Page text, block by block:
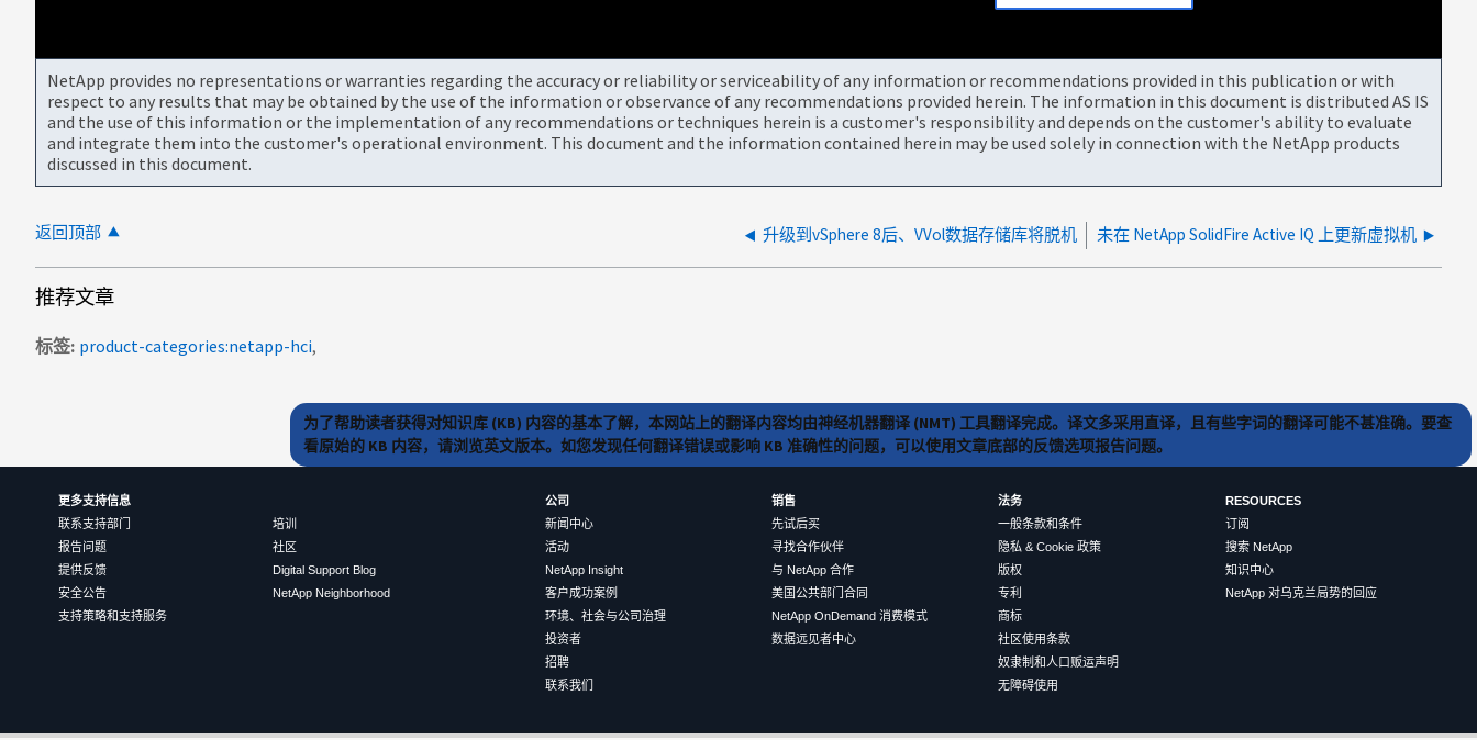
NetApp provides no representations or warranties regarding the accuracy or reliability or serviceability of any information or recommendations provided in this publication or with
respect to any results that may be obtained by the use of the information or observance of any recommendations provided herein. The information in this document is distributed AS IS
and the use of this information or the implementation of any recommendations or techniques herein is a customer's responsibility and depends on the customer's ability to evaluate
and integrate them into the customer's operational environment. This document and the information contained herein may be used solely in connection with the NetApp products
discussed in this document.
返回顶部 升级到vSphere 8后、VVol数据存储库将脱机 未在 NetApp SolidFire Active IQ 上更新虚拟机
推荐文章
标签 product-categories:netapp-hci
为了帮助读者获得对知识库 (KB) 内容的基本了解，本网站上的翻译内容均由神经机器翻译 (NMT) 工具翻译完成。译文多采用直译，且有些字词的翻译可能不甚准确。要查
看原始的 KB 内容，请浏览英文版本。如您发现任何翻译错误或影响 KB 准确性的问题，可以使用文章底部的反馈选项报告问题。
更多支持信息
联系支持部门
报告问题
提供反馈
安全公告
支持策略和支持服务
培训
社区
Digital Support Blog
NetApp Neighborhood
公司
新闻中心
活动
NetApp Insight
客户成功案例
环境、社会与公司治理
投资者
招聘
联系我们
销售
先试后买
寻找合作伙伴
与 NetApp 合作
美国公共部门合同
NetApp OnDemand 消费模式
数据远见者中心
法务
一般条款和条件
隐私 & Cookie 政策
版权
专利
商标
社区使用条款
奴隶制和人口贩运声明
无障碍使用
RESOURCES
订阅
搜索 NetApp
知识中心
NetApp 对乌克兰局势的回应